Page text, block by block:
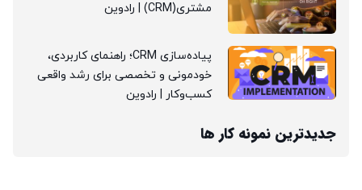
مشتری(CRM) | رادوین
پیاده‌سازی CRM؛ راهنمای کاربردی،
خودمونی و تخصصی برای رشد واقعی
کسب‌وکار | رادوین
جدیدترین نمونه کار ها